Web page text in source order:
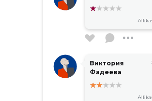
Виктория
Фадеева